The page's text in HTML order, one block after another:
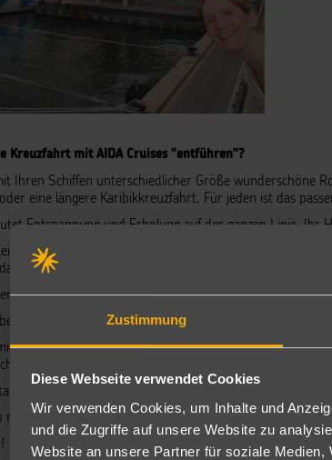
Zustimmung
Diese Webseite verwendet Cookies
Wir verwenden Cookies, um Inhalte und
und die Zugriffe auf unsere Website zu
Website an unsere Partner für soziale
Kreuzfahrt mit AIDA Cruises "entführen"?
Ihren Schiffen unterschiedlicher Größe wunderschöne
eine längere Karibikkreuzfahrt. Für jeden ist das
Entspannung und Erholung auf der ganzen Linie. Ihr
Detail
Buffet-/ und Themen Restaurants verwöhnen.
das Theater besuchen, in dem viele tolle
von Mallorca über Korsika, Rom, Neapel, Messina,
in meiner Balkonkabine auf der AIDAStella die Reise in
zu meiner wunderbaren Reise erfahren möchtet, so
mehr davon! Gemeinsam finden wir für euch euer